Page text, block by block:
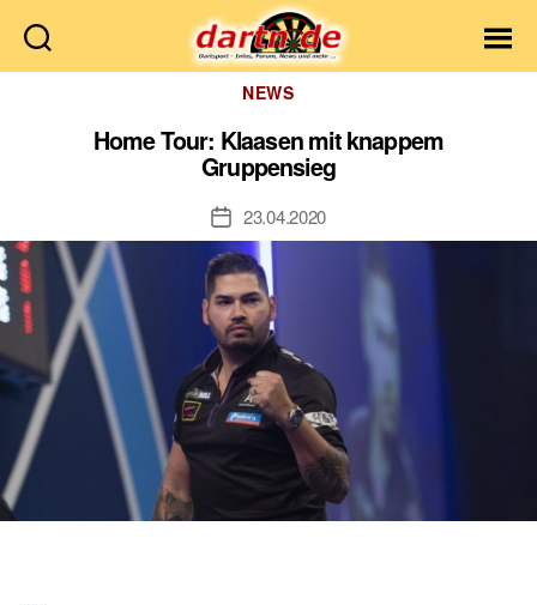
Dartn.de
Kategorien
NEWS
Home Tour: Klaasen mit knappem
Gruppensieg
Veröffentlichungsdatum
23.04.2020